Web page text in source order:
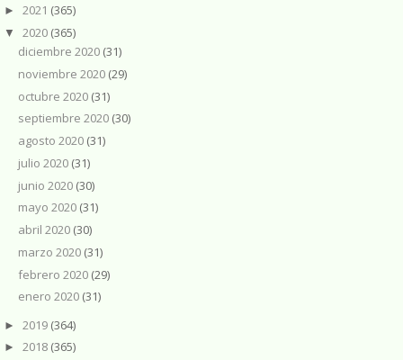
► 2021 (365)
▼ 2020 (365)
diciembre 2020 (31)
noviembre 2020 (29)
octubre 2020 (31)
septiembre 2020 (30)
agosto 2020 (31)
julio 2020 (31)
junio 2020 (30)
mayo 2020 (31)
abril 2020 (30)
marzo 2020 (31)
febrero 2020 (29)
enero 2020 (31)
► 2019 (364)
► 2018 (365)